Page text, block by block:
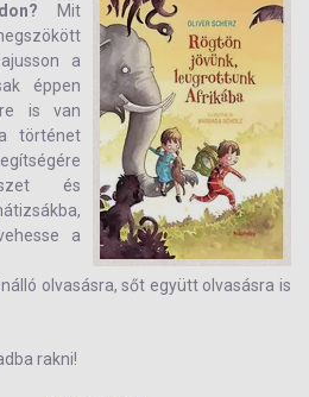
Mit
a
éppen
is van
történet
és
a
olvasásra, sőt együtt olvasásra is
rakni!